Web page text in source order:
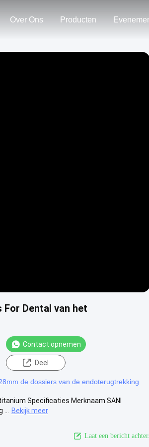
Over Ons Producten
For Dental van het
Contact opnemen
Deel
de dossiers van de endoterugtrekking
Specificaties Merknaam SANI
Bekijk meer
Laat een bericht achter.